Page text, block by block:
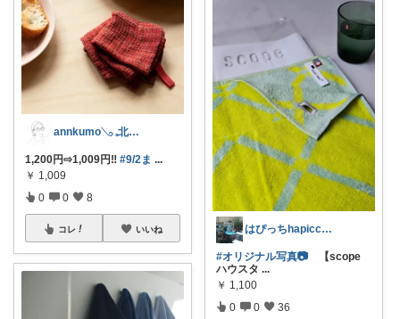
annkumo𓂅 𓈒北欧ゆるミニマル
1,200円⇨1,009円‼️ #9/2ま ...
￥ 1,009
0 0 8
コレ いいね はぴっちhapicchi💎🏃感謝💐
#オリジナル写真📷 【scope
ハウスタ ...
￥ 1,100
0 0 36